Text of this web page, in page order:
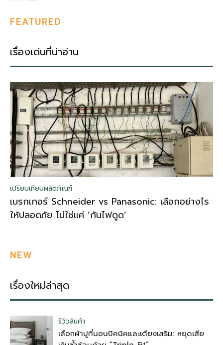
FEATURED
เรื่องเด่นที่น่าอ่าน
เปรียบเทียบผลิตภัณฑ์
เบรกเกอร์ Schneider vs Panasonic: เลือกอย่างไร
ให้ปลอดภัย ไม่ใช่แค่ ‘กันไฟดูด’
NEW
เรื่องใหม่ล่าสุด
รีวิวสินค้า
เลือกผ้าปูที่นอนปิคนิคและเตียงเสริม: หยุดเสีย